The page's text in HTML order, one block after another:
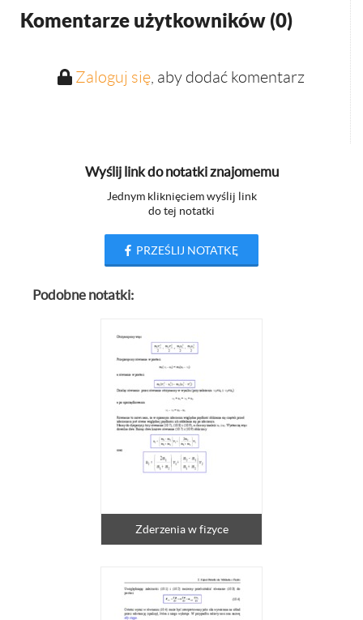
Komentarze użytkowników (0)
Zaloguj się, aby dodać komentarz
Wyślij link do notatki znajomemu
Jednym kliknięciem wyślij link
do tej notatki
PRZEŚLIJ NOTATKĘ
Podobne notatki:
Zderzenia w fizyce